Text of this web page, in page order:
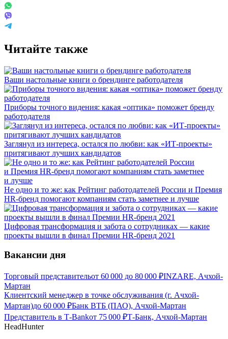
Читайте также
Ваши настольные книги о брендинге работодателя
Приборы точного видения: какая «оптика» поможет бренду
работодателя
Заглянул из интереса, остался по любви: как «ИТ-проекты»
притягивают лучших кандидатов
Не одно и то же: как Рейтинг работодателей России и Премия
HR-бренд помогают компаниям стать заметнее и лучше
Цифровая трансформация и забота о сотрудниках — какие
проекты вышли в финал Премии HR-бренд 2021
Вакансии дня
Торговый представительот 60 000 до 80 000 ₽INZARE, Ачхой-
Мартан
Клиентский менеджер в точке обслуживания (г. Ачхой-
Мартан)до 60 000 ₽Банк ВТБ (ПАО), Ачхой-Мартан
Представитель в Т-Bankот 75 000 ₽Т-Банк, Ачхой-Мартан
HeadHunter